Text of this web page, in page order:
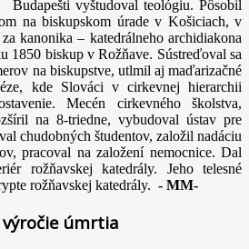
Budapešti vyštudoval teológiu. Pôsobil
na biskupskom úrade v Košiciach, v
kanonika – katedrálneho archidiakona
1850 biskup v Rožňave. Sústreďoval sa
na biskupstve, utlmil aj maďarizačné
kde Slováci v cirkevnej hierarchii
Mecén cirkevného školstva,
na 8-triedne, vybudoval ústav pre
chudobných študentov, založil nadáciu
pracoval na založení nemocnice. Dal
rožňavskej katedrály. Jeho telesné
rožňavskej katedrály. - MM-
výročie úmrtia